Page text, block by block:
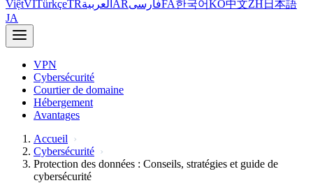
ViệtVITürkçeTRالعربية ARفارسیFA한국어KO中文ZH 日本語
JA
VPN
Cybersécurité
Courtier de domaine
Hébergement
Avantages
Accueil
Cybersécurité
Protection des données : Conseils, stratégies et guide de
cybersécurité